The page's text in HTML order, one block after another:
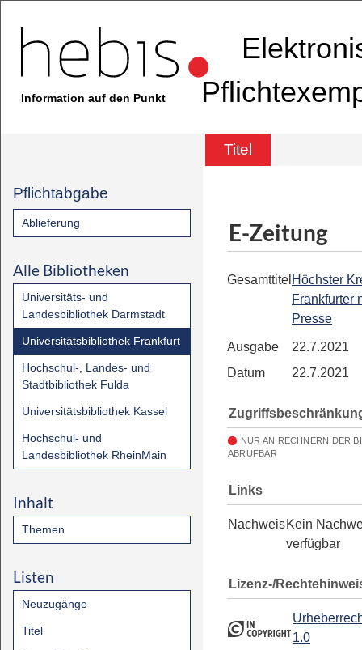
Information auf den Punkt
Titel
Pflichtabgabe
Ablieferung
Alle Bibliotheken
Universitäts- und
Landesbibliothek Darmstadt
Universitätsbibliothek Frankfurt
Hochschul-, Landes- und
Stadtbibliothek Fulda
Universitätsbibliothek Kassel
Hochschul- und
Landesbibliothek RheinMain
Inhalt
Themen
Listen
Neuzugänge
Titel
E-Zeitung
Gesamttitel Höchster
Frankfurter
Presse
Ausgabe
22.7.2021
Datum
22.7.2021
NUR AN RECHNERN DER
ABRUFBAR
Links
NachweisKein
verfügbar
Lizenz-/
1.0